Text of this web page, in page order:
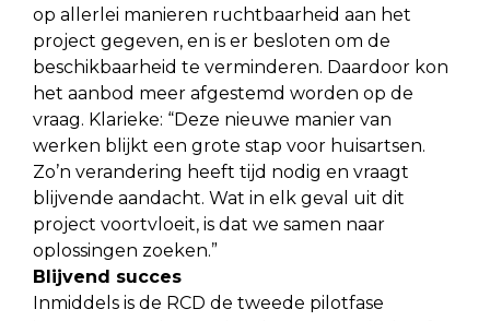
op allerlei manieren ruchtbaarheid aan het
project gegeven, en is er besloten om de
beschikbaarheid te verminderen. Daardoor kon
het aanbod meer afgestemd worden op de
vraag. Klarieke: “Deze nieuwe manier van
werken blijkt een grote stap voor huisartsen.
Zo’n verandering heeft tijd nodig en vraagt
blijvende aandacht. Wat in elk geval uit dit
project voortvloeit, is dat we samen naar
oplossingen zoeken.”
Blijvend succes
Inmiddels is de RCD de tweede pilotfase